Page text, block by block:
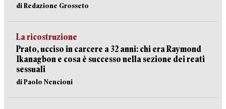
di Redazione Grosseto
La ricostruzione
Prato, ucciso in carcere a 32 anni: chi era Raymond
Ikanagbon e cosa è successo nella sezione dei reati
sessuali
di Paolo Nencioni